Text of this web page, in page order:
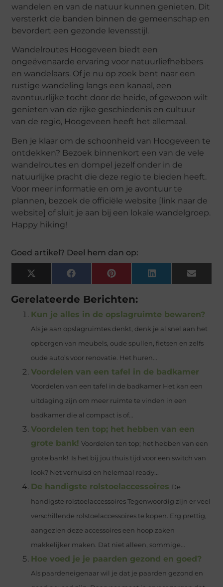
wandelen en van de natuur kunnen genieten. Dit
versterkt de banden binnen de gemeenschap en
bevordert een gezonde levensstijl.
Wandelroutes Hoogeveen biedt een
ongeëvenaarde ervaring voor natuurliefhebbers
en wandelaars. Of je nu op zoek bent naar een
rustige wandeling langs een kanaal, een
avontuurlijke tocht door de heide, of gewoon wilt
genieten van de rijke geschiedenis en cultuur
van de regio, Hoogeveen heeft het allemaal.
Ben je klaar om de schoonheid van Hoogeveen te
ontdekken? Bezoek binnenkort een van de vele
wandelroutes en dompel jezelf onder in de
natuurlijke pracht die deze regio te bieden heeft.
Voor meer informatie en om je avontuur te
plannen, bezoek de officiële website [link naar de
website] of sluit je aan bij een lokale wandelgroep.
Happy hiking!
Goed artikel? Deel hem dan op:
X
(Twitter)
FacebookPinterestLinkedIn Email
Gerelateerde Berichten:
Kun je alles in de opslagruimte bewaren?
Als je aan opslagruimtes denkt, denk je al snel aan het
opbergen van meubels, oude spullen, fietsen en zelfs
oude auto’s voor renovatie. Het huren...
Voordelen van een tafel in de badkamer
Voordelen van een tafel in de badkamer Het kan een
uitdaging zijn om meer ruimte te vinden in een
badkamer die al compact is of...
Voordelen ten top; het hebben van een
grote bank! Voordelen ten top; het hebben van een
grote bank! Is het bij jou thuis tijd voor een switch van
look? Net verhuisd en helemaal ready...
De handigste rolstoelaccessoires De
handigste rolstoelaccessoires Tegenwoordig zijn er veel
verschillende rolstoelaccessoires te kopen. Erg prettig,
aangezien deze accessoires een hoop zaken
makkelijker maken. Dat niet alleen, sommige...
Hoe voed je je paarden gezond en goed?
Als paardeneigenaar wil je dat je paarden gezond en